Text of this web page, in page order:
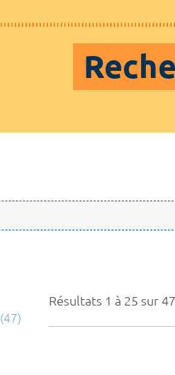
Résultats 1 à 25 sur
(47)